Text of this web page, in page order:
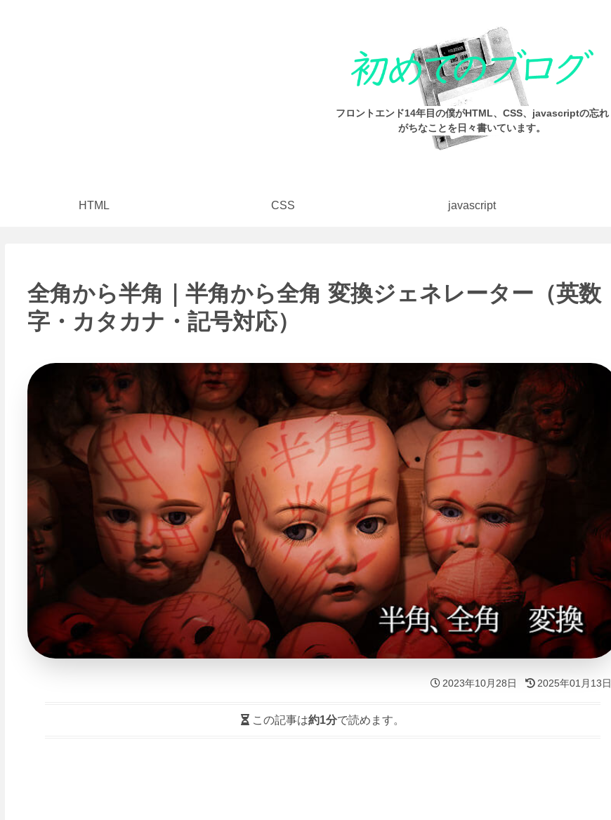
フロントエンド14年目の僕がHTML、CSS、javascriptの忘れ
がちなことを日々書いています。
HTML CSS javascript
全角から半角｜半角から全角 変換ジェネレーター（英数
字・カタカナ・記号対応）
2023年10月28日 2025年01月13日
この記事は約1分で読めます。